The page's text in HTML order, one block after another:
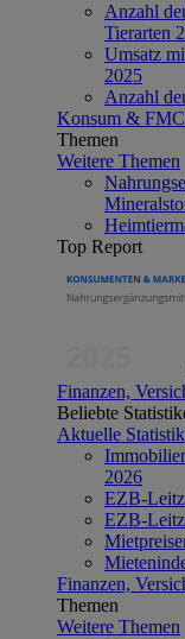
Anzahl
Tierarten
Umsatz
2025
Anzahl
Konsum &
Themen
Weitere Themen
Top Report
Finanzen,
Beliebte
Aktuelle
2026
EZB-
EZB-
Finanzen,
Themen
Weitere Themen